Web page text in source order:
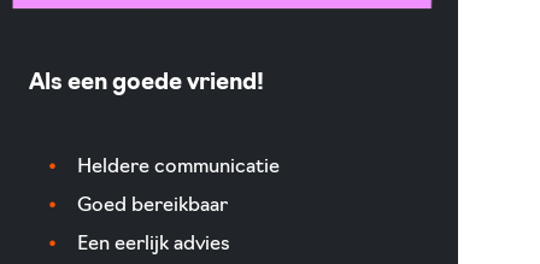
Als een goede vriend!
Heldere communicatie
Goed bereikbaar
Een eerlijk advies